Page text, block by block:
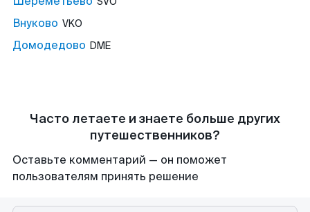
Внуково VKO
Домодедово DME
Часто летаете и знаете больше других
путешественников?
Оставьте комментарий — он поможет
пользователям принять решение